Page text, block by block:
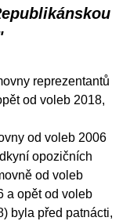
reprezentantů
od voleb 2018,
od voleb 2006
opozičních
od voleb
a opět od voleb
byla před patnácti,